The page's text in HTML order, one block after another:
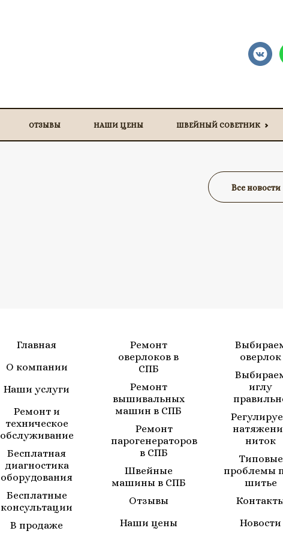
ОТЗЫВЫ НАШИ ЦЕНЫ ШВЕЙНЫЙ СОВЕТНИК
Все новости
Главная
О компании
Наши услуги
Ремонт и
техническое
обслуживание
Бесплатная
диагностика
оборудования
Бесплатные
консультации
В продаже
Ремонт
оверлоков в
СПБ
Ремонт
вышивальных
машин в СПБ
Ремонт
парогенераторов
в СПБ
Швейные
машины в СПБ
Отзывы
Наши цены
оверлок
иглу
ниток
Типовые
проблемы
шитье
Новости